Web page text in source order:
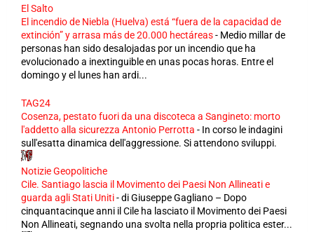
El Salto
El incendio de Niebla (Huelva) está “fuera de la capacidad de
extinción” y arrasa más de 20.000 hectáreas- Medio millar de
personas han sido desalojadas por un incendio que ha
evolucionado a inextinguible en unas pocas horas. Entre el
domingo y el lunes han ardi...
TAG24
Cosenza, pestato fuori da una discoteca a Sangineto: morto
l'addetto alla sicurezza Antonio Perrotta - In corso le indagini
sull'esatta dinamica dell'aggressione. Si attendono sviluppi.
Notizie Geopolitiche
Cile. Santiago lascia il Movimento dei Paesi Non Allineati e
guarda agli Stati Uniti-di Giuseppe Gagliano – Dopo
cinquantacinque anni il Cile ha lasciato il Movimento dei Paesi
Non Allineati, segnando una svolta nella propria politica ester...